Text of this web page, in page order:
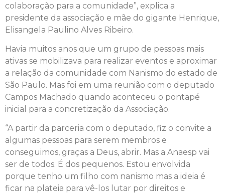
colaboração para a comunidade”, explica a
presidente da associação e mãe do gigante Henrique,
Elisangela Paulino Alves Ribeiro.
Havia muitos anos que um grupo de pessoas mais
ativas se mobilizava para realizar eventos e aproximar
a relação da comunidade com Nanismo do estado de
São Paulo. Mas foi em uma reunião com o deputado
Campos Machado quando aconteceu o pontapé
inicial para a concretização da Associação.
“A partir da parceria com o deputado, fiz o convite a
algumas pessoas para serem membros e
conseguimos, graças a Deus, abrir. Mas a Anaesp vai
ser de todos. É dos pequenos. Estou envolvida
porque tenho um filho com nanismo mas a ideia é
ficar na plateia para vê-los lutar por direitos e